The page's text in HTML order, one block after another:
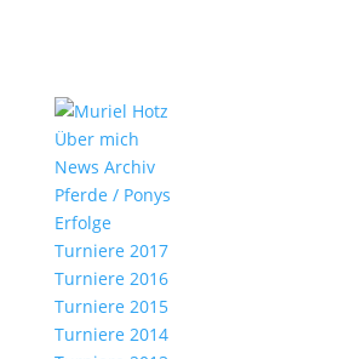
Über mich
News Archiv
Pferde / Ponys
Erfolge
Turniere 2017
Turniere 2016
Turniere 2015
Turniere 2014